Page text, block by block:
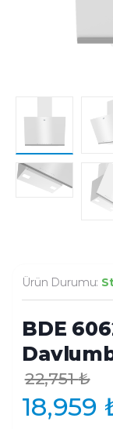
Ürün Durumu:
BDE
22,751₺
18,959